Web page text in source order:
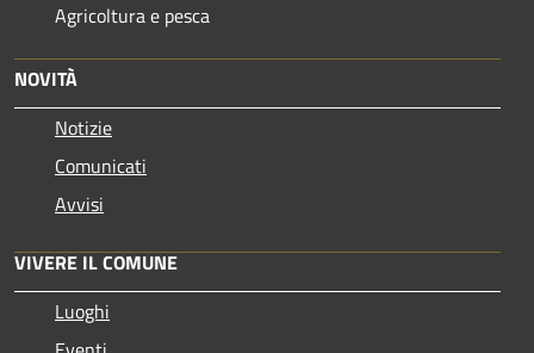
Agricoltura e pesca
NOVITÀ
Notizie
Comunicati
Avvisi
VIVERE IL COMUNE
Luoghi